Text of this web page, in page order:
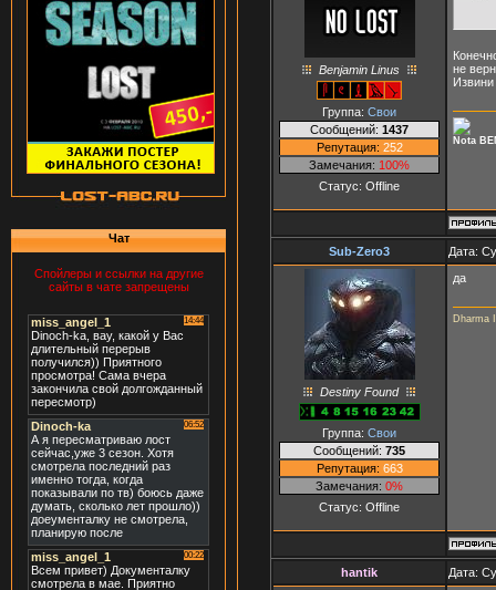
Чат
Спойлеры и ссылки на другие
сайты в чате запрещены
Benjamin Linus
Группа: Свои
Сообщений: 1437
Репутация: 252
Замечания: 100%
Статус: Offline
не
Nota
Sub-Zero3 Дата:
Destiny Found
Группа: Свои
Сообщений: 735
Репутация: 663
Замечания: 0%
Статус: Offline
да
Dharma
hantik Дата: